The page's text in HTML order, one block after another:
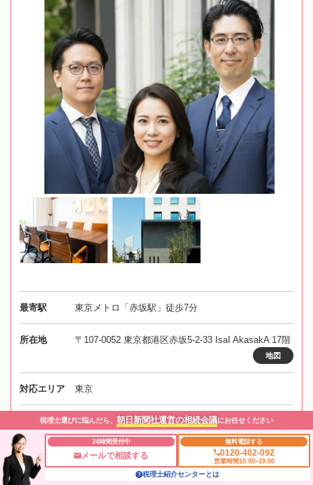
最寄駅 東京メトロ「赤坂駅」徒歩7分
所在地 〒107-0052 東京都港区赤坂5-2-33 IsaI AkasakA 17階
地図
対応エリア 東京
事務所にメールする
税理士選びに悩んだら、 朝日新聞社運営の相続会議にお任せください
24時間受付中
メールで相談する
無料電話する
0120-402-092
営業時間10:00~19:00
税理士紹介センターとは